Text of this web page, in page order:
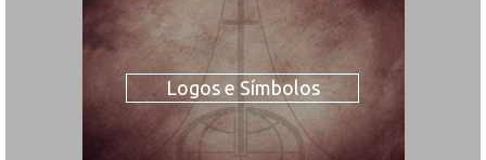
Logos e Símbolos